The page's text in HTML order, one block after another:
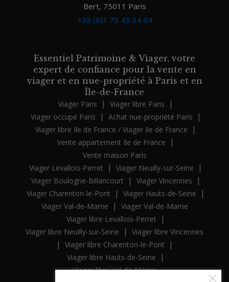
Bert, 75011 Paris
+33 (0)1 75 43 04 04
Essentiel Patrimoine & Viager, votre
expert de confiance pour la vente en
viager et en nue-propriété à Paris et en
Île-de-France
Viager Paris | Viager libre Paris |
Viager occupé Paris | Achat nue-propriété Paris |
Viager libre Ile de France / Viager Ile de France |
Vente appartement Ile de France |
Vente maison Paris
Viager Levallois-Perret
| Viager Neuilly-sur-Seine |
Viager Boulogne-Billancourt | Viager Vincennes |
Viager Charenton-le-Pont | Viager Hauts-de-Seine |
Viager Val-de-Marne |
Viager Val-de-Marne
Viager libre Levallois-Perret
|
Viager libre Neuilly-sur-Seine | Viager libre Vincennes
| Viager libre Charenton-le-Pont |
Viager libre Hauts-de-Seine |
Viager libre Val-de-Marne